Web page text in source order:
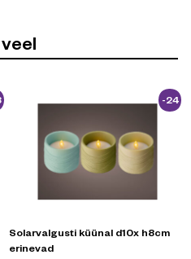
-24
%
Solarvalgusti küünal d10x h8cm
erinevad